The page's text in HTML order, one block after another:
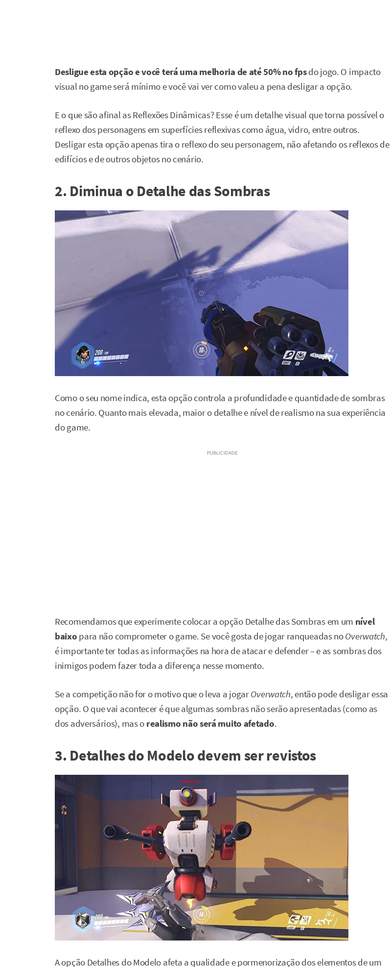
Desligue esta opção e você terá uma melhoria de até 50% no fpsdo jogo. O impacto
visual no game será mínimo e você vai ver como valeu a pena desligar a opção.
E o que são afinal as Reflexões Dinâmicas? Esse é um detalhe visual que torna possível o
reflexo dos personagens em superfícies reflexivas como água, vidro, entre outros.
Desligar esta opção apenas tira o reflexo do seu personagem, não afetando os reflexos de
edifícios e de outros objetos no cenário.
2. Diminua o Detalhe das Sombras
Como o seu nome indica, esta opção controla a profundidade e quantidade de sombras
no cenário. Quanto mais elevada, maior o detalhe e nível de realismo na sua experiência
do game.
Recomendamos que experimente colocar a opção Detalhe das Sombras em um nível
baixo para não comprometer o game. Se você gosta de jogar ranqueadas noOverwatch,
é importante ter todas as informações na hora de atacar e defender – e as sombras dos
inimigos podem fazer toda a diferença nesse momento.
Se a competição não for o motivo que o leva a jogarOverwatch, então pode desligar essa
opção. O que vai acontecer é que algumas sombras não serão apresentadas (como as
dos adversários), mas o realismo não será muito afetado.
3. Detalhes do Modelo devem ser revistos
A opção Detalhes do Modelo afeta a qualidade e pormenorização dos elementos de um